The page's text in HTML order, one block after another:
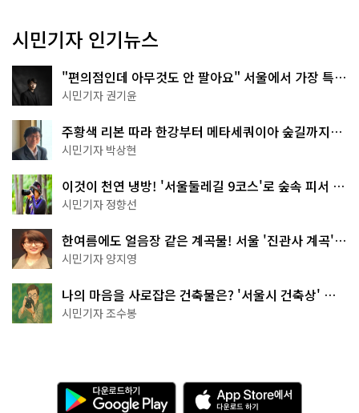
시민기자 인기뉴스
"편의점인데 아무것도 안 팔아요" 서울에서 가장 특별
한 편의점의 정체
시민기자 권기윤
주황색 리본 따라 한강부터 메타세쿼이아 숲길까지…
서울둘레길 15코스
시민기자 박상현
이것이 천연 냉방! '서울둘레길 9코스'로 숲속 피서 떠
나볼까
시민기자 정향선
한여름에도 얼음장 같은 계곡물! 서울 '진관사 계곡'이
천국이네~
시민기자 양지영
나의 마음을 사로잡은 건축물은? '서울시 건축상' 수
상작 공개!
시민기자 조수봉
다
운
A
p